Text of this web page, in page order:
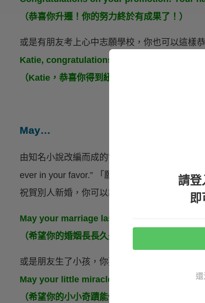
（恭喜你升遷！你的努力終於有成果了！）
或是有朋友考上心中志願學校，你也可以這樣恭
Katie, congratulations on the offer from
（Katie，恭喜你得到紐約大學的入學許可！我
May…
由知名小說改編而成的電影《飢餓遊戲》當中
ever in your favor.” 「願機會永遠眷顧你。」
祝賀別人新婚，你可以說：
May your marriage last forever and ever.
（希望你的婚姻長長久久。）
或是朋友生了小孩，你要祝賀別人。
May your little miracle grow up healthily
（希望你的小小奇蹟能健康且快樂地長大。）
請登
即
還